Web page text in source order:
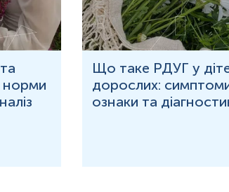
до 150-200 мл протягом 30 хв).
маніпуляцій.
норми
Що таке РДУГ у
дорослих:
ознаки та